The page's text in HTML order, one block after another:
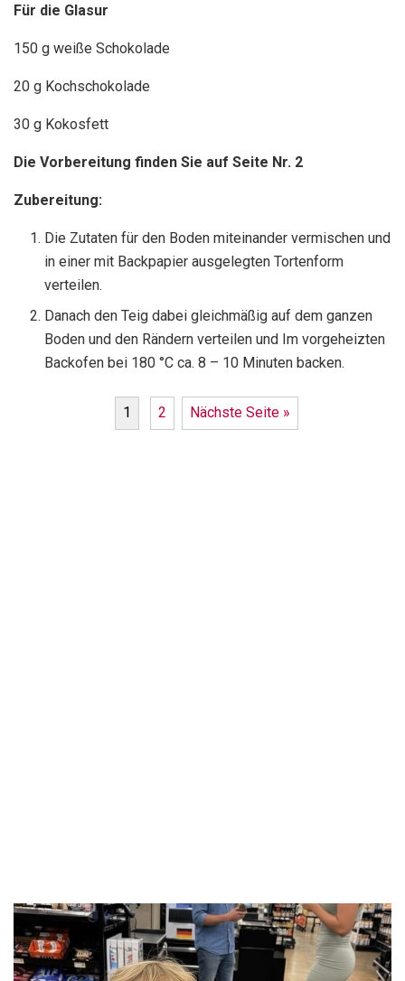
Für die Glasur
150 g weiße Schokolade
20 g Kochschokolade
30 g Kokosfett
Die Vorbereitung finden Sie auf Seite Nr. 2
Zubereitung:
Die Zutaten für den Boden miteinander vermischen und
in einer mit Backpapier ausgelegten Tortenform
verteilen.
Danach den Teig dabei gleichmäßig auf dem ganzen
Boden und den Rändern verteilen und Im vorgeheizten
Backofen bei 180 °C ca. 8 – 10 Minuten backen.
1 2 Nächste Seite »